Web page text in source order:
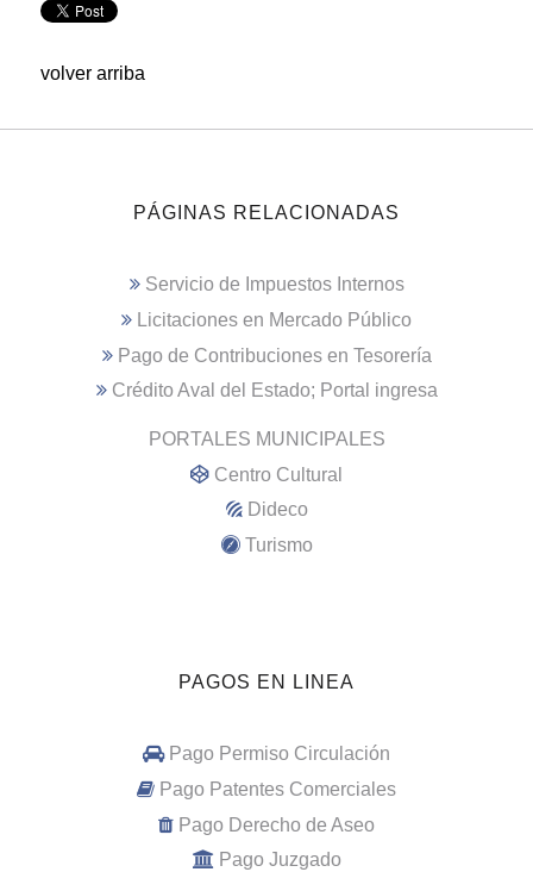
volver arriba
PÁGINAS RELACIONADAS
Servicio de Impuestos Internos
Licitaciones en Mercado Público
Pago de Contribuciones en Tesorería
Crédito Aval del Estado; Portal ingresa
PORTALES MUNICIPALES
Centro Cultural
Dideco
Turismo
PAGOS EN LINEA
Pago Permiso Circulación
Pago Patentes Comerciales
Pago Derecho de Aseo
Pago Juzgado